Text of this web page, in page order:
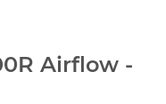
Airflow -